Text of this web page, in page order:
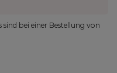
bei einer Bestellung von